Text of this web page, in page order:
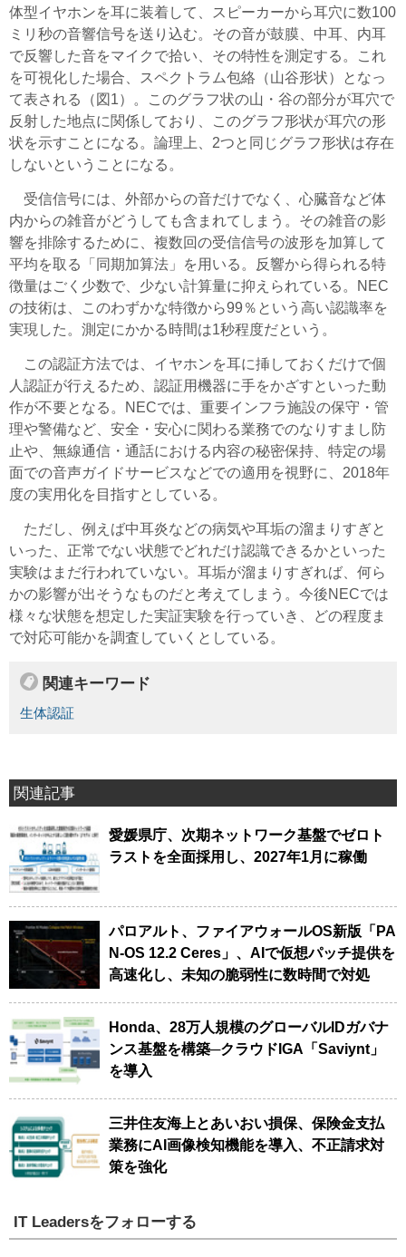
体型イヤホンを耳に装着して、スピーカーから耳穴に数100
ミリ秒の音響信号を送り込む。その音が鼓膜、中耳、内耳
で反響した音をマイクで拾い、その特性を測定する。これ
を可視化した場合、スペクトラム包絡（山谷形状）となっ
て表される（図1）。このグラフ状の山・谷の部分が耳穴で
反射した地点に関係しており、このグラフ形状が耳穴の形
状を示すことになる。論理上、2つと同じグラフ形状は存在
しないということになる。
受信信号には、外部からの音だけでなく、心臓音など体
内からの雑音がどうしても含まれてしまう。その雑音の影
響を排除するために、複数回の受信信号の波形を加算して
平均を取る「同期加算法」を用いる。反響から得られる特
徴量はごく少数で、少ない計算量に抑えられている。NEC
の技術は、このわずかな特徴から99％という高い認識率を
実現した。測定にかかる時間は1秒程度だという。
この認証方法では、イヤホンを耳に挿しておくだけで個
人認証が行えるため、認証用機器に手をかざすといった動
作が不要となる。NECでは、重要インフラ施設の保守・管
理や警備など、安全・安心に関わる業務でのなりすまし防
止や、無線通信・通話における内容の秘密保持、特定の場
面での音声ガイドサービスなどでの適用を視野に、2018年
度の実用化を目指すとしている。
ただし、例えば中耳炎などの病気や耳垢の溜まりすぎと
いった、正常でない状態でどれだけ認識できるかといった
実験はまだ行われていない。耳垢が溜まりすぎれば、何ら
かの影響が出そうなものだと考えてしまう。今後NECでは
様々な状態を想定した実証実験を行っていき、どの程度ま
で対応可能かを調査していくとしている。
関連キーワード
生体認証
関連記事
愛媛県庁、次期ネットワーク基盤でゼロト
ラストを全面採用し、2027年1月に稼働
パロアルト、ファイアウォールOS新版「PA
N-OS 12.2 Ceres」、AIで仮想パッチ提供を
高速化し、未知の脆弱性に数時間で対処
Honda、28万人規模のグローバルIDガバナ
ンス基盤を構築─クラウドIGA「Saviynt」
を導入
三井住友海上とあいおい損保、保険金支払
業務にAI画像検知機能を導入、不正請求対
策を強化
IT Leadersをフォローする